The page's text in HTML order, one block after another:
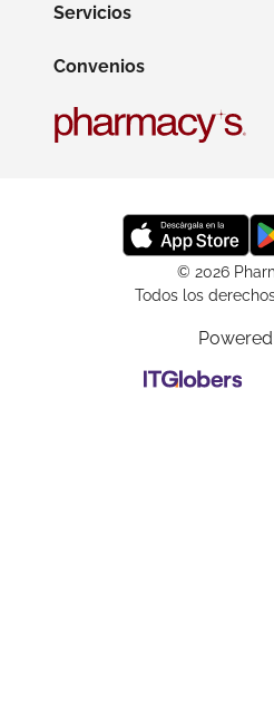
Servicios
Convenios
© 2026
Todos los